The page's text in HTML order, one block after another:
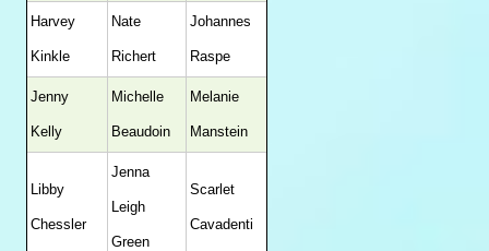
Harvey
Kinkle
Nate
Richert
Johannes
Raspe
Jenny
Kelly
Michelle
Beaudoin
Melanie
Manstein
Libby
Chessler
Jenna
Leigh
Green
Scarlet
Cavadenti